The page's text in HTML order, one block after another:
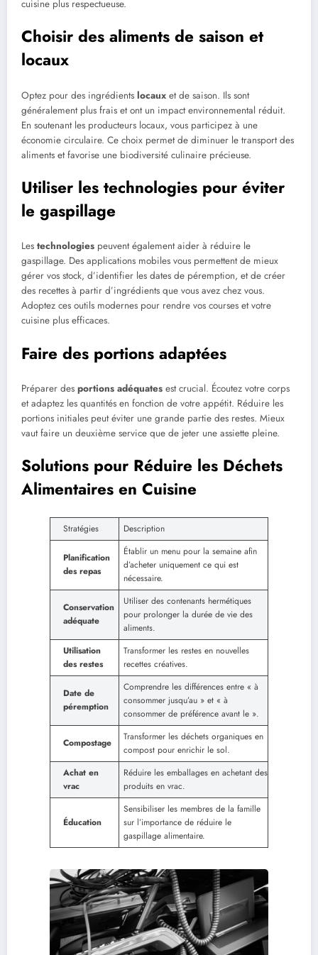
cuisine plus respectueuse.
Choisir des aliments de saison et
locaux
Optez pour des ingrédients locaux et de saison. Ils sont
généralement plus frais et ont un impact environnemental réduit.
En soutenant les producteurs locaux, vous participez à une
économie circulaire. Ce choix permet de diminuer le transport des
aliments et favorise une biodiversité culinaire précieuse.
Utiliser les technologies pour éviter
le gaspillage
Les technologies peuvent également aider à réduire le
gaspillage. Des applications mobiles vous permettent de mieux
gérer vos stock, d’identifier les dates de péremption, et de créer
des recettes à partir d’ingrédients que vous avez chez vous.
Adoptez ces outils modernes pour rendre vos courses et votre
cuisine plus efficaces.
Faire des portions adaptées
Préparer des portions adéquates est crucial. Écoutez votre corps
et adaptez les quantités en fonction de votre appétit. Réduire les
portions initiales peut éviter une grande partie des restes. Mieux
vaut faire un deuxième service que de jeter une assiette pleine.
Solutions pour Réduire les Déchets
Alimentaires en Cuisine
Stratégies Description
Planification
des repas
Établir un menu pour la semaine afin
d’acheter uniquement ce qui est
nécessaire.
Conservation
adéquate
Utiliser des contenants hermétiques
pour prolonger la durée de vie des
aliments.
Utilisation
des restes
Transformer les restes en nouvelles
recettes créatives.
Date de
péremption
Comprendre les différences entre « à
consommer jusqu’au » et « à
consommer de préférence avant le ».
Compostage
Transformer les déchets organiques en
compost pour enrichir le sol.
Achat en
vrac
Réduire les emballages en achetant des
produits en vrac.
Éducation
Sensibiliser les membres de la famille
sur l’importance de réduire le
gaspillage alimentaire.